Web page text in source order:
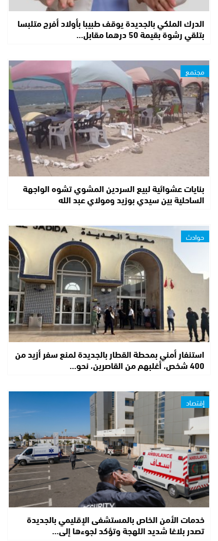
الدرك الملكي بالجديدة يوقف طبيبا بأولاد أفرج متلبسا
بتلقي رشوة بقيمة 50 درهما مقابل…
مجتمع
بنايات عشوائية لبيع السردين المشوي تشوه الواجهة
الساحلية بين سيدي بوزيد ومولاي عبد الله
حوادث
استنفار أمني بمحطة القطار بالجديدة لمنع سفر أزيد من
400 شخص، أغلبهم من القاصرين، نحو…
إقتصاد
خدمات الأمن الخاص بالمستشفى الإقليمي بالجديدة
تصدر بلاغا شديد اللهجة وتؤكد لجوءها إلى…